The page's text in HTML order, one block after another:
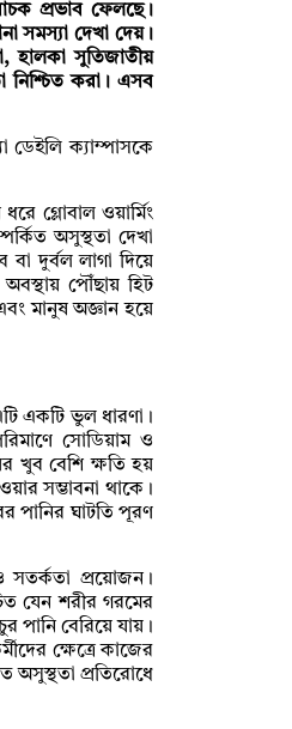
প্রভাব ফেলছে।
সমস্যা দেখা দেয়।
হালকা সুতিজাতীয়
নিশ্চিত করা। এসব
ডেইলি ক্যাম্পাসকে
গ্লোবাল ওয়ার্মিং
অসুস্থতা দেখা
দুর্বল লাগা দিয়ে
পৌঁছায় হিট
মানুষ অজ্ঞান হয়ে
একটি ভুল ধারণা।
সোডিয়াম ও
খুব বেশি ক্ষতি হয়
সম্ভাবনা থাকে।
পানির ঘাটতি পূরণ
সতর্কতা প্রয়োজন।
যেন শরীর গরমের
পানি বেরিয়ে যায়।
ক্ষেত্রে কাজের
অসুস্থতা প্রতিরোধে